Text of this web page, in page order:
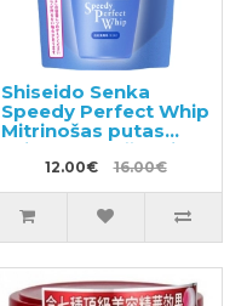
Shiseido Senka
Speedy Perfect Whip
Mitrinošas putas
sejas mazgāšanai ar
hialuronskābi
pildviela 130ml
12.00€ 16.00€